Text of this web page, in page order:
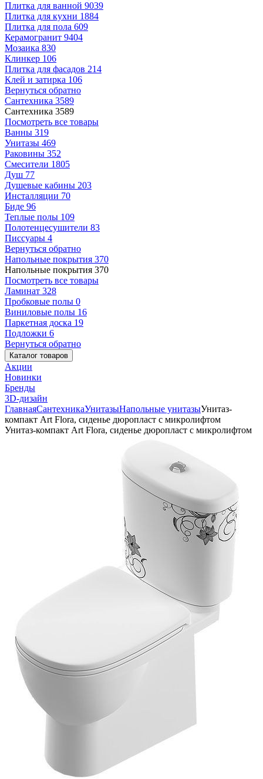
Плитка для ванной 9039
Плитка для кухни 1884
Плитка для пола 609
Керамогранит 9404
Мозаика 830
Клинкер 106
Плитка для фасадов 214
Клей и затирка 106
Вернуться обратно
Сантехника 3589
Сантехника 3589
Посмотреть все товары
Ванны 319
Унитазы 469
Раковины 352
Смесители 1805
Душ 77
Душевые кабины 203
Инсталляции 70
Биде 96
Теплые полы 109
Полотенцесушители 83
Писсуары 4
Вернуться обратно
Напольные покрытия 370
Напольные покрытия 370
Посмотреть все товары
Ламинат 328
Пробковые полы 0
Виниловые полы 16
Паркетная доска 19
Подложки 6
Вернуться обратно
Каталог товаров
Акции
Новинки
Бренды
3D-дизайн
ГлавнаяСантехникаУнитазыНапольные унитазыУнитаз-
компакт Art Flora, сиденье дюропласт с микролифтом
Унитаз-компакт Art Flora, сиденье дюропласт с микролифтом